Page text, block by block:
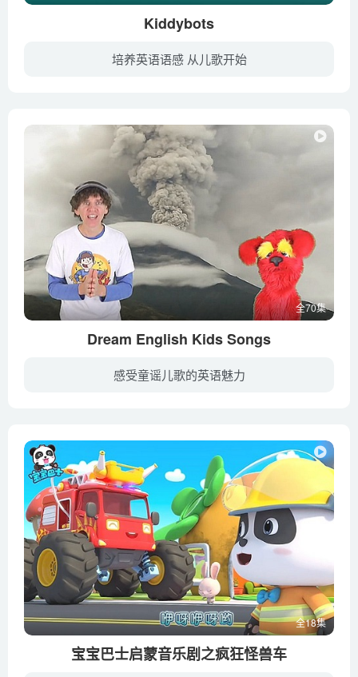
Kiddybots
培养英语语感 从儿歌开始
全70集
Dream English Kids Songs
感受童谣儿歌的英语魅力
全18集
宝宝巴士启蒙音乐剧之疯狂怪兽车